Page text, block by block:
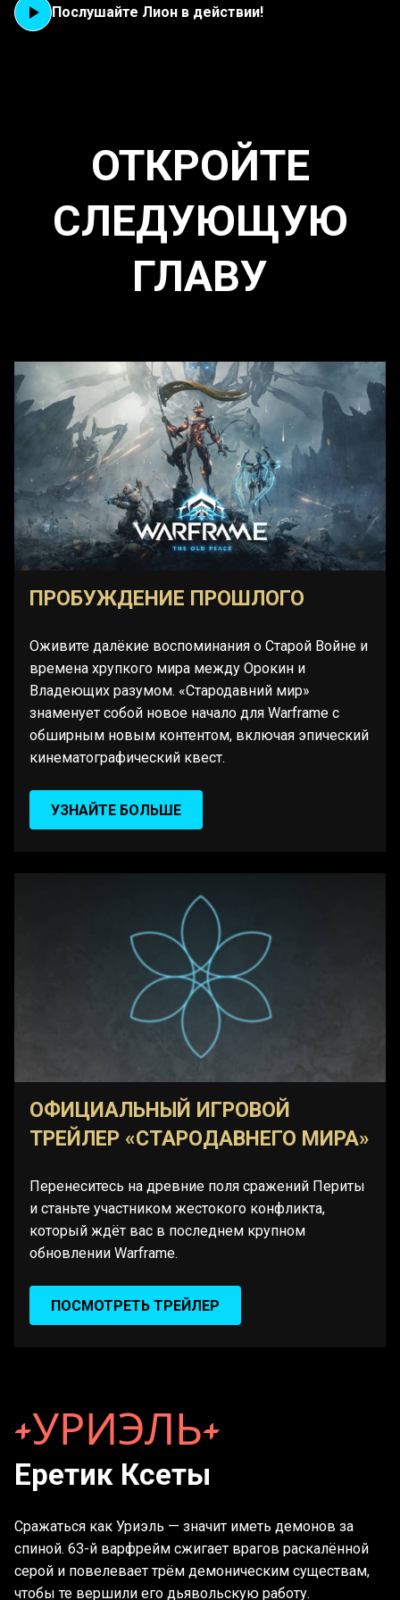
Послушайте Лион в действии!
ОТКРОЙТЕ
СЛЕДУЮЩУЮ
ГЛАВУ
ПРОБУЖДЕНИЕ ПРОШЛОГО
Оживите далёкие воспоминания о Старой Войне и
времена хрупкого мира между Орокин и
Владеющих разумом. «Стародавний мир»
знаменует собой новое начало для Warframe с
обширным новым контентом, включая эпический
кинематографический квест.
УЗНАЙТЕ БОЛЬШЕ
ОФИЦИАЛЬНЫЙ ИГРОВОЙ
ТРЕЙЛЕР «СТАРОДАВНЕГО МИРА»
Перенеситесь на древние поля сражений Периты
и станьте участником жестокого конфликта,
который ждёт вас в последнем крупном
обновлении Warframe.
ПОСМОТРЕТЬ ТРЕЙЛЕР
УРИЭЛЬ
Еретик Ксеты
Сражаться как Уриэль — значит иметь демонов за
спиной. 63-й варфрейм сжигает врагов раскалённой
серой и повелевает трём демоническим существам,
чтобы те вершили его дьявольскую работу.